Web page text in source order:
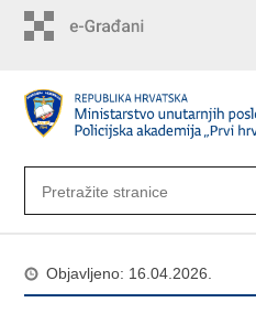
Objavljeno: 16.04.2026.